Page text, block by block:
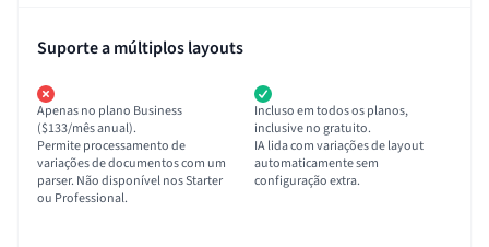
Suporte a múltiplos layouts
Apenas no plano Business
($133/mês anual).
Permite processamento de
variações de documentos com um
parser. Não disponível nos Starter
ou Professional.
Incluso em todos os planos,
inclusive no gratuito.
IA lida com variações de layout
automaticamente sem
configuração extra.